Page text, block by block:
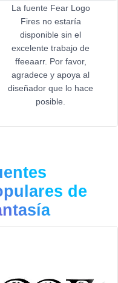
La fuente Fear Logo
Fires no estaría
disponible sin el
excelente trabajo de
ffeeaarr. Por favor,
agradece y apoya al
diseñador que lo hace
posible.
de